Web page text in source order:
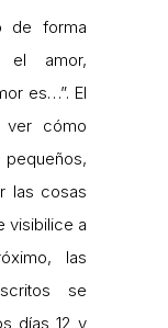
de forma
amor,
es…”. El
ver cómo
las cosas
visibilice a
las
se
días 12 y